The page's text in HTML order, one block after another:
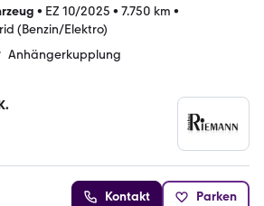
• EZ 10/2025 • 7.750 km •
(Benzin/Elektro)
Anhängerkupplung
Kontakt Parken